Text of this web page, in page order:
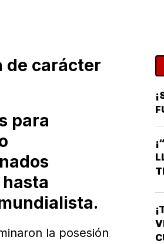
de carácter
para
la posesión